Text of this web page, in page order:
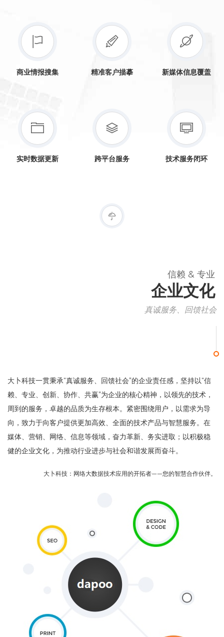
商业情报搜集 精准客户描摹 新媒体信息覆盖
实时数据更新 跨平台服务 技术服务闭环
信赖 & 专业
企业文化
真诚服务、回馈社会
大卜科技一贯秉承“真诚服务、回馈社会”的企业责任感，坚持以“信
赖、专业、创新、协作、共赢”为企业的核心精神，以领先的技术，
周到的服务，卓越的品质为生存根本。紧密围绕用户，以需求为导
向，致力于向客户提供更加高效、全面的技术产品与智慧服务。在
媒体、营销、网络、信息等领域，奋力革新、务实进取；以积极稳
健的企业文化，为推动行业进步与社会和谐发展而奋斗。
大卜科技：网络大数据技术应用的开拓者——您的智慧合作伙伴。